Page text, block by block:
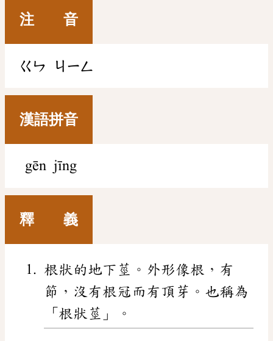
注 音
ㄍㄣ ㄐㄧㄥ
漢語拼音
gēn jīng
釋 義
根狀的地下莖。外形像根，有
節，沒有根冠而有頂芽。也稱為
「根狀莖」。